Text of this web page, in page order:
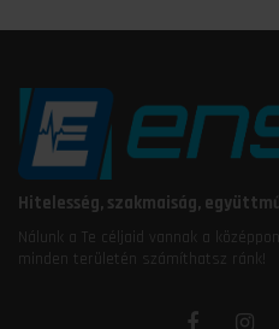
Hitelesség, szakmaiság,
Nálunk a Te céljaid vannak a
minden területén számíthatsz ránk!